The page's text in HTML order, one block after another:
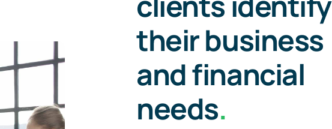
their business
and financial
needs.